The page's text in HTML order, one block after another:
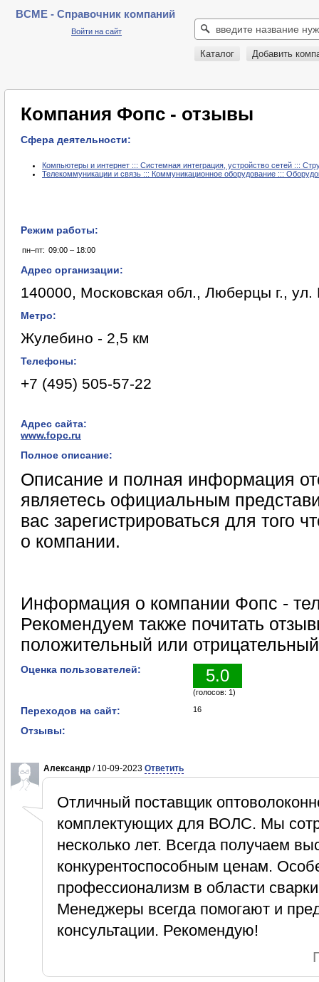
BCME - Справочник компаний
Войти на сайт
Каталог Добавить
Компания Фопс - отзывы
Сфера деятельности:
Компьютеры и интернет ::: Системная интеграция, устройство сетей :::
Телекоммуникации и связь ::: Коммуникационное оборудование :::
Режим работы:
пн–пт: 09:00 – 18:00
Адрес организации:
140000, Московская обл., Люберцы г.,
Метро:
Жулебино - 2,5 км
Телефоны:
+7 (495) 505-57-22
Адрес сайта:
www.fopc.ru
Полное описание:
Описание и полная информация
являетесь официальным
вас зарегистрироваться для того
о компании.
Информация о компании Фопс -
Рекомендуем также почитать
положительный или
Оценка пользователей: 5.0
(голосов: 1)
Переходов на сайт: 16
Отзывы:
Александр / 10-09-2023 Ответить
Отличный поставщик
комплектующих для ВОЛС. Мы
несколько лет. Всегда получаем
конкурентоспособным ценам.
профессионализм в области
Менеджеры всегда помогают и
консультации. Рекомендую!